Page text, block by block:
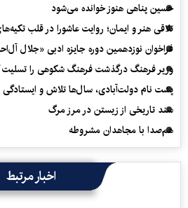
حسین پناهی هنوز خوانده می‌شود
تلاقی هنر و ایمان؛ روایت عاشورا در قلب
فراخوان نوزدهمین دوره جایزه ادبی «جلال
وزیر فرهنگ درگذشت فرهنگ شکوهی را
پشت نام دولت‌آبادی، سال‌ها تلاش و
سند تاریخی از زیستن در مرز مرگ
هم‌صدا با مجاهدان مشروطه
اخبار مرتبط